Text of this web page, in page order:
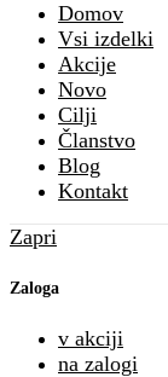
Domov
Vsi izdelki
Akcije
Novo
Cilji
Članstvo
Blog
Kontakt
Zapri
Zaloga
v akciji
na zalogi